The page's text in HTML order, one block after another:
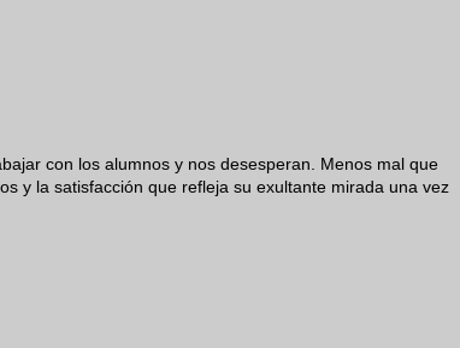
con los alumnos y nos desesperan. Menos mal que
y la satisfacción que refleja su exultante mirada una vez